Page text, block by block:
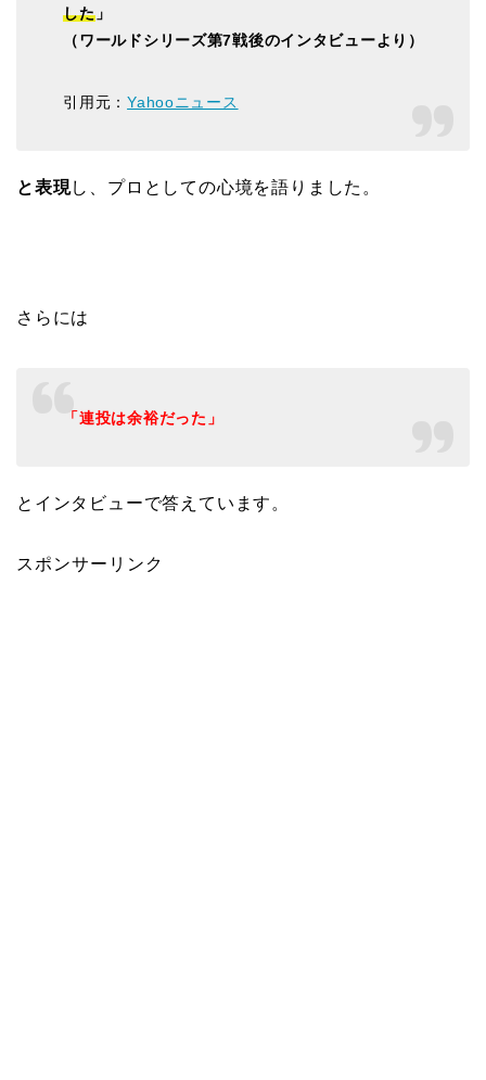
した」
（ワールドシリーズ第7戦後のインタビューより）
引用元：Yahooニュース
と表現し、プロとしての心境を語りました。
さらには
「連投は余裕だった」
とインタビューで答えています。
スポンサーリンク